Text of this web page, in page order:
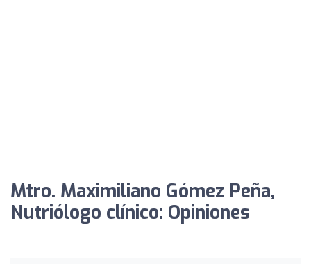
Mtro. Maximiliano Gómez Peña,
Nutriólogo clínico: Opiniones